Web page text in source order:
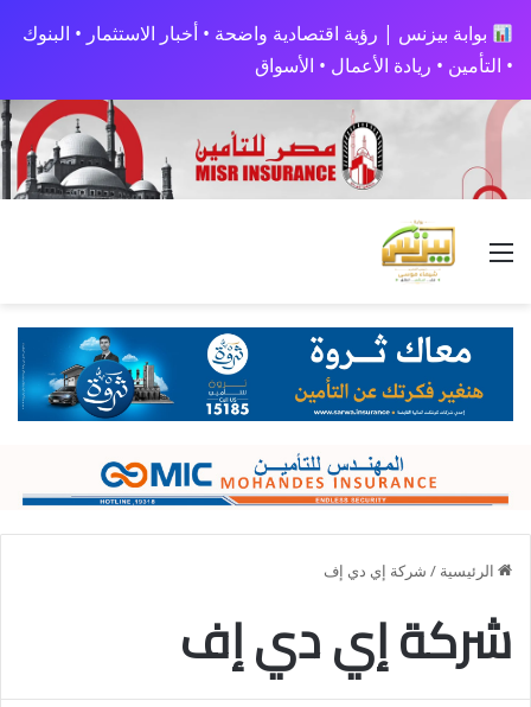
بوابة بيزنس | رؤية اقتصادية واضحة • أخبار الاستثمار • البنوك
• التأمين • ريادة الأعمال • الأسواق
القائمة
الرئيسية / شركة إي دي إف
شركة إي دي إف